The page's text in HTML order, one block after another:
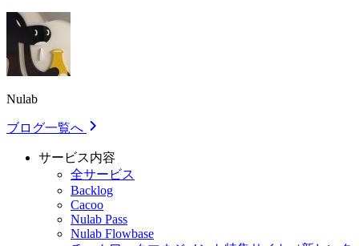
Nulab
ブログ一覧へ
サービス内容
全サービス
Backlog
Cacoo
Nulab Pass
Nulab Flowbase